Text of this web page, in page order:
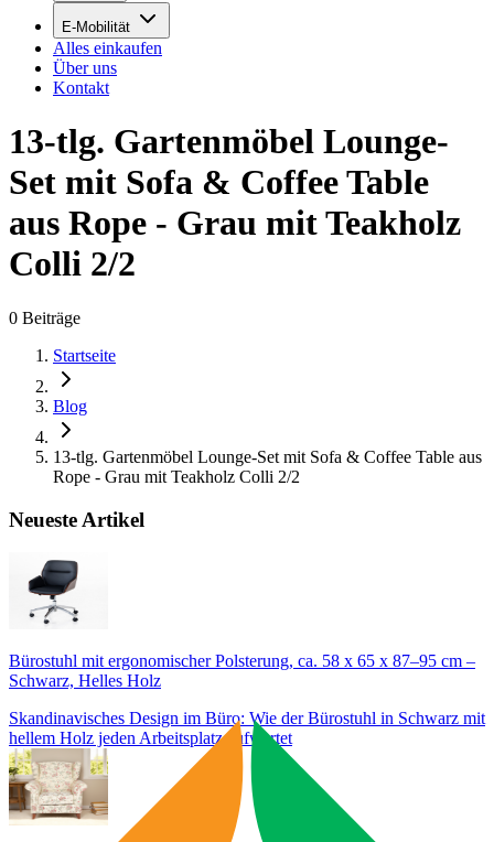
E-Mobilität
Alles einkaufen
Über uns
Kontakt
13-tlg. Gartenmöbel Lounge-
Set mit Sofa & Coffee Table
aus Rope - Grau mit Teakholz
Colli 2/2
0 Beiträge
Startseite
Blog
13-tlg. Gartenmöbel Lounge-Set mit Sofa & Coffee Table aus
Rope - Grau mit Teakholz Colli 2/2
Neueste Artikel
Bürostuhl mit ergonomischer Polsterung, ca. 58 x 65 x 87–95 cm –
Schwarz, Helles Holz
Skandinavisches Design im Büro: Wie der Bürostuhl in Schwarz mit
hellem Holz jeden Arbeitsplatz aufwertet